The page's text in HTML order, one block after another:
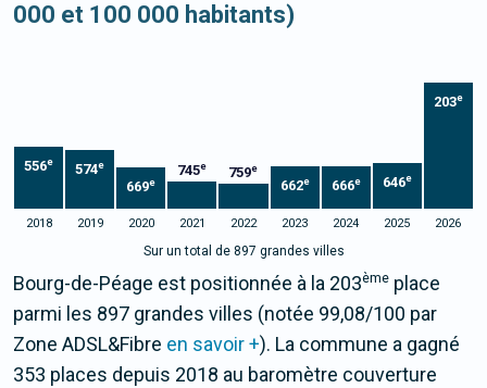
000 et 100 000 habitants)
556e 574e
669e
745e 759e
662e 666e 646e
203e
2018 2019 2020 2021 2022 2023 2024 2025 2026
Sur un total de 897 grandes villes
Bourg-de-Péage est positionnée à la 203ème place
parmi les 897 grandes villes (notée 99,08/100 par
Zone ADSL&Fibre en savoir +). La commune a gagné
353 places depuis 2018 au baromètre couverture